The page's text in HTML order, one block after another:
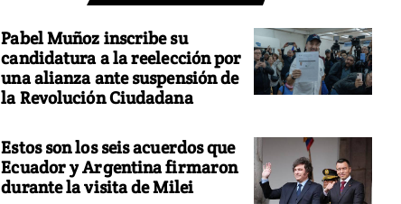
Pabel Muñoz inscribe su
candidatura a la reelección por
una alianza ante suspensión de
la Revolución Ciudadana
Estos son los seis acuerdos que
Ecuador y Argentina firmaron
durante la visita de Milei